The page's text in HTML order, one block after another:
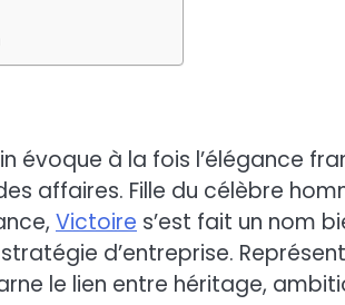
évoque à la fois l’élégance
affaires. Fille du célèbre
Victoire s’est fait un nom
d’entreprise.
le lien entre héritage,